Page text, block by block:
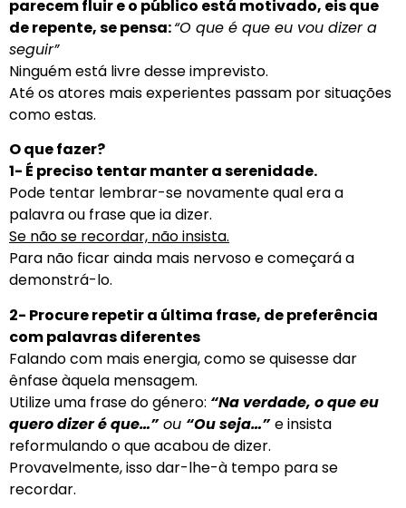
parecem fluir e o público está motivado, eis que
de repente, se pensa:“O que é que eu vou dizer a
seguir”
Ninguém está livre desse imprevisto.
Até os atores mais experientes passam por situações
como estas.
O que fazer?
1- É preciso tentar manter a serenidade.
Pode tentar lembrar-se novamente qual era a
palavra ou frase que ia dizer.
Se não se recordar, não insista.
Para não ficar ainda mais nervoso e começará a
demonstrá-lo.
2- Procure repetir a última frase, de preferência
com palavras diferentes
Falando com mais energia, como se quisesse dar
ênfase àquela mensagem.
Utilize uma frase do género: “Na verdade, o que eu
quero dizer é que…”ou “Ou seja…” e insista
reformulando o que acabou de dizer.
Provavelmente, isso dar-lhe-à tempo para se
recordar.